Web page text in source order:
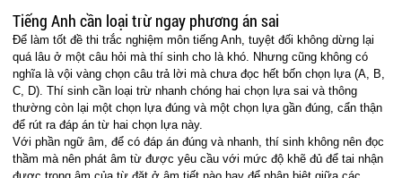
Tiếng Anh cần loại trừ ngay phương án sai
Để làm tốt đề thi trắc nghiệm môn tiếng Anh, tuyệt đối không dừng lại
quá lâu ở một câu hỏi mà thí sinh cho là khó. Nhưng cũng không có
nghĩa là vội vàng chọn câu trả lời mà chưa đọc hết bốn chọn lựa (A, B,
C, D). Thí sinh cần loại trừ nhanh chóng hai chọn lựa sai và thông
thường còn lại một chọn lựa đúng và một chọn lựa gần đúng, cẩn thận
để rút ra đáp án từ hai chọn lựa này.
Với phần ngữ âm, để có đáp án đúng và nhanh, thí sinh không nên đọc
thầm mà nên phát âm từ được yêu cầu với mức độ khẽ đủ để tai nhận